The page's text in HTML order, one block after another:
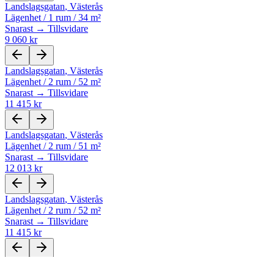
Landslagsgatan, Västerås
Lägenhet / 1 rum /34 m²
Snarast → Tillsvidare
9 060 kr
Landslagsgatan, Västerås
Lägenhet / 2 rum / 52 m²
Snarast → Tillsvidare
11 415 kr
Landslagsgatan, Västerås
Lägenhet / 2 rum / 51 m²
Snarast → Tillsvidare
12 013 kr
Landslagsgatan, Västerås
Lägenhet / 2 rum / 52 m²
Snarast → Tillsvidare
11 415 kr